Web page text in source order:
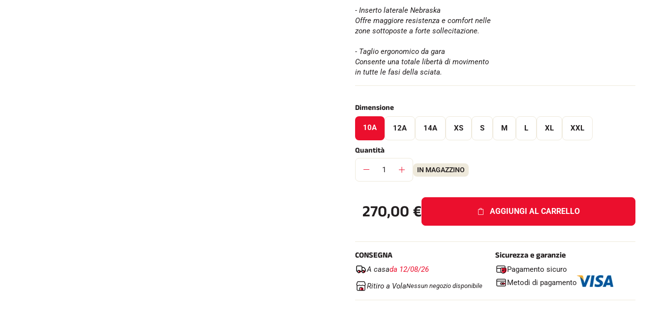
- Inserto laterale Nebraska
Offre maggiore resistenza e comfort nelle
zone sottoposte a forte sollecitazione.
- Taglio ergonomico da gara
Consente una totale libertà di movimento
in tutte le fasi della sciata.
Dimensione
10A 12A 14A XS S M L XL XXL
Quantità
IN MAGAZZINO
270,00€ AGGIUNGI AL CARRELLO
CONSEGNA
A casada 12/08/26
Ritiro a VolaNessun negozio disponibile
Sicurezza e garanzie
Pagamento sicuro
Metodi di pagamento